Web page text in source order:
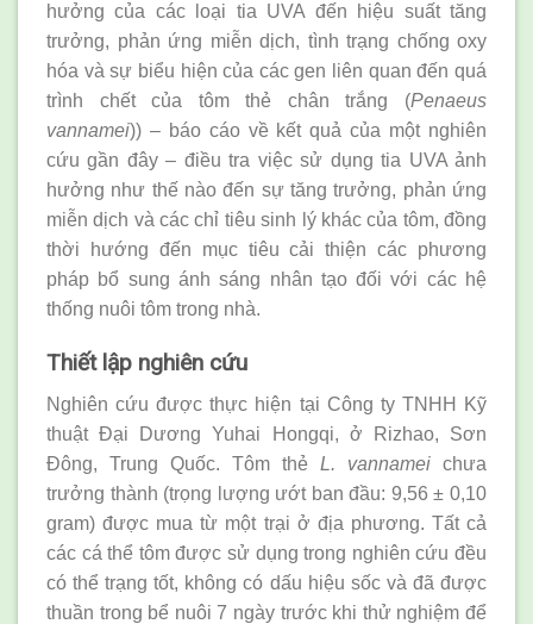
hưởng của các loại tia UVA đến hiệu suất tăng
trưởng, phản ứng miễn dịch, tình trạng chống oxy
hóa và sự biểu hiện của các gen liên quan đến quá
trình chết của tôm thẻ chân trắng (Penaeus
vannamei)) – báo cáo về kết quả của một nghiên
cứu gần đây – điều tra việc sử dụng tia UVA ảnh
hưởng như thế nào đến sự tăng trưởng, phản ứng
miễn dịch và các chỉ tiêu sinh lý khác của tôm, đồng
thời hướng đến mục tiêu cải thiện các phương
pháp bổ sung ánh sáng nhân tạo đối với các hệ
thống nuôi tôm trong nhà.
Thiết lập nghiên cứu
Nghiên cứu được thực hiện tại Công ty TNHH Kỹ
thuật Đại Dương Yuhai Hongqi, ở Rizhao, Sơn
Đông, Trung Quốc. Tôm thẻ L. vannamei chưa
trưởng thành (trọng lượng ướt ban đầu: 9,56 ± 0,10
gram) được mua từ một trại ở địa phương. Tất cả
các cá thể tôm được sử dụng trong nghiên cứu đều
có thể trạng tốt, không có dấu hiệu sốc và đã được
thuần trong bể nuôi 7 ngày trước khi thử nghiệm để